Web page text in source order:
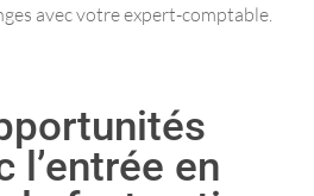
avec votre expert-comptable.
l’entrée en